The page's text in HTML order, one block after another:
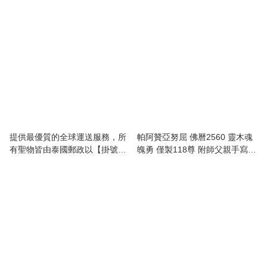
提供最優質的全球運送服務，所
有聖物皆由泰國郵政以【掛號空
帕阿贊亞努屈 佛曆2560 靈木魂
魄勇 僅製118尊 附師父親手寫符